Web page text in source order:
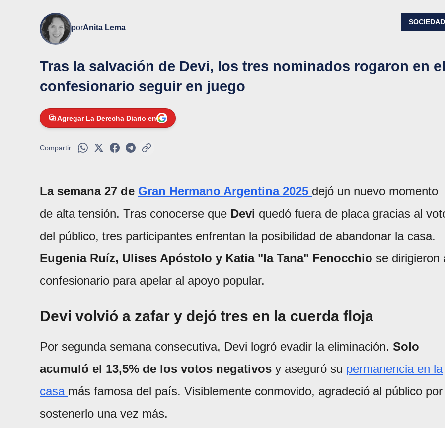
porAnita Lema
SOCIEDAD
Tras la salvación de Devi, los tres nominados rogaron en el
confesionario seguir en juego
Agregar La Derecha Diario en
Compartir:
La semana 27 de Gran Hermano Argentina 2025 dejó un nuevo momento
de alta tensión. Tras conocerse que Devi quedó fuera de placa gracias al
del público, tres participantes enfrentan la posibilidad de abandonar la casa.
Eugenia Ruíz, Ulises Apóstolo y Katia "la Tana" Fenocchio se dirigieron
confesionario para apelar al apoyo popular.
Devi volvió a zafar y dejó tres en la cuerda floja
Por segunda semana consecutiva, Devi logró evadir la eliminación. Solo
acumuló el 13,5% de los votos negativos y aseguró su permanencia en la
casa más famosa del país. Visiblemente conmovido, agradeció al público por
sostenerlo una vez más.